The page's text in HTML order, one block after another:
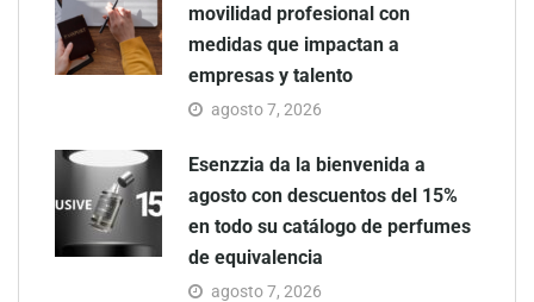
movilidad profesional con
medidas que impactan a
empresas y talento
agosto 7, 2026
Esenzzia da la bienvenida a
agosto con descuentos del 15%
en todo su catálogo de perfumes
de equivalencia
agosto 7, 2026